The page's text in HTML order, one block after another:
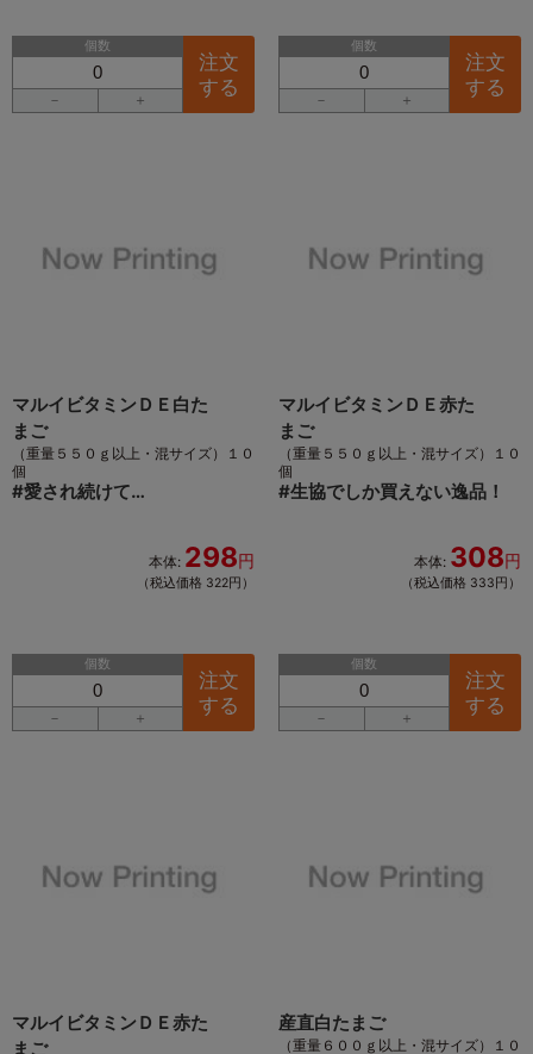
個数
－ ＋
注文
する
個数
－ ＋
注文
する
マルイビタミンＤＥ白た
まご
（重量５５０ｇ以上・混サイズ）１０
個
#愛され続けて…
本体: 298円
（税込価格 322円）
個数
－ ＋
注文
する
マルイビタミンＤＥ赤た
まご
（重量５５０ｇ以上・混サイズ）１０
個
#生協でしか買えない逸品！
本体: 308円
（税込価格 333円）
個数
－ ＋
注文
する
マルイビタミンＤＥ赤た
まご
産直白たまご
（重量６００ｇ以上・混サイズ）１０